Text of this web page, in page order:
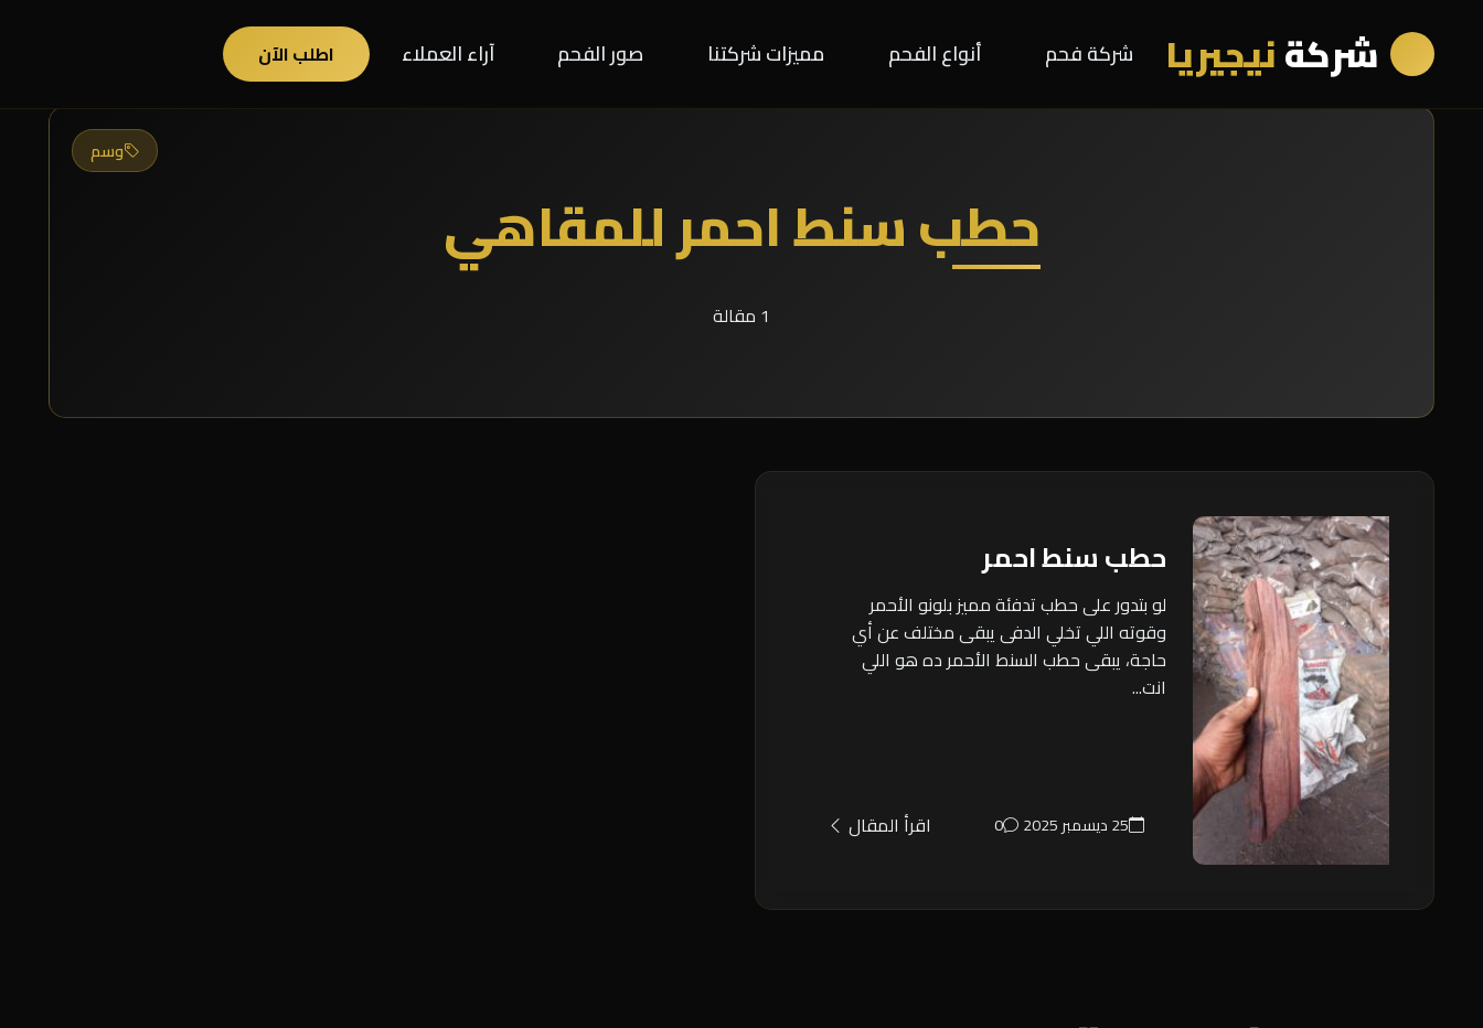
شركةنيجيريا شركة فحم أنواع الفحم مميزات شركتنا صور الفحم آراء العملاء اطلب الآن
وسم
حطب سنط احمر للمقاهي
1 مقالة
حطب سنط احمر
لو بتدور على حطب تدفئة مميز بلونو الأحمر
وقوته اللي تخلي الدفى يبقى مختلف عن أي
حاجة، يبقى حطب السنط الأحمر ده هو اللي
انت...
25 ديسمبر 2025 0 اقرأ المقال